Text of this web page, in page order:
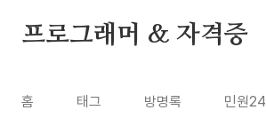
프로그래머 & 자격증
홈 태그 방명록 민원24